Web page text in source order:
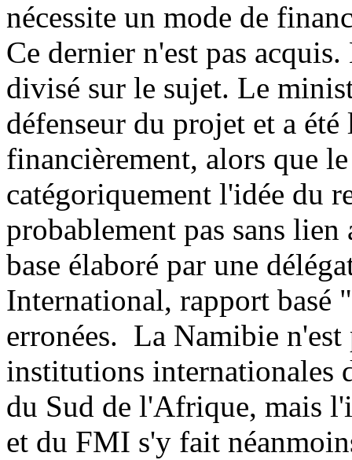
nécessite un mode de
Ce dernier n'est pas
divisé sur le sujet. Le
défenseur du projet et a
financièrement, alors que
catégoriquement l'idée du
probablement pas sans
base élaboré par une
International, rapport basé
erronées. La Namibie n'est
institutions internationales
du Sud de l'Afrique, mais
et du FMI s'y fait